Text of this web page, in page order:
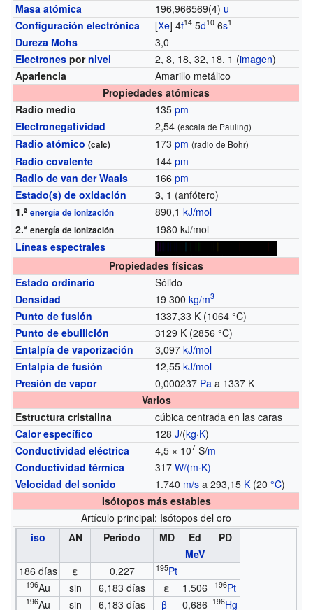
Masa atómica
196,966569(4) u
Configuración electrónica
[Xe] 4f14 5d10 6s1
Dureza Mohs
3,0
Electrones pornivel 2, 8, 18, 32, 18, 1 (imagen)
Apariencia
Amarillo metálico
Propiedades atómicas
Radio medio
135pm
Electronegatividad
2,54(escala de Pauling)
Radio atómico (calc) 173pm (radio de Bohr)
Radio covalente 144pm
Radio de van der Waals
166pm
Estado(s) de oxidación
3, 1 (anfótero)
1.ªenergía de ionización 890,1kJ/mol
2.ªenergía de ionización
1980 kJ/mol
Líneas espectrales
Propiedades físicas
Estado ordinario
Sólido
Densidad
19 300kg/m3
Punto de fusión
1337,33 K (1064 °C)
Punto de ebullición
3129 K (2856 °C)
Entalpía de vaporización
3,097kJ/mol
Entalpía de fusión
12,55kJ/mol
Presión de vapor
0,000237 Pa a 1337 K
Varios
Estructura cristalina
cúbica centrada en las caras
Calor específico
128J/(kg·K)
Conductividad eléctrica
4,5 × 107 S/m
Conductividad térmica
317W/(m·K)
Velocidad del sonido
1.740 m/s a 293,15 K (20°C)
Isótopos más estables
Artículo principal: Isótopos del oro
iso
AN Periodo MD Ed
PD
MeV
186 días
ε 0,227 195Pt
196Au sin 6,183 días ε 1.506 196Pt
196Au sin 6,183 días β− 0,686 196Hg